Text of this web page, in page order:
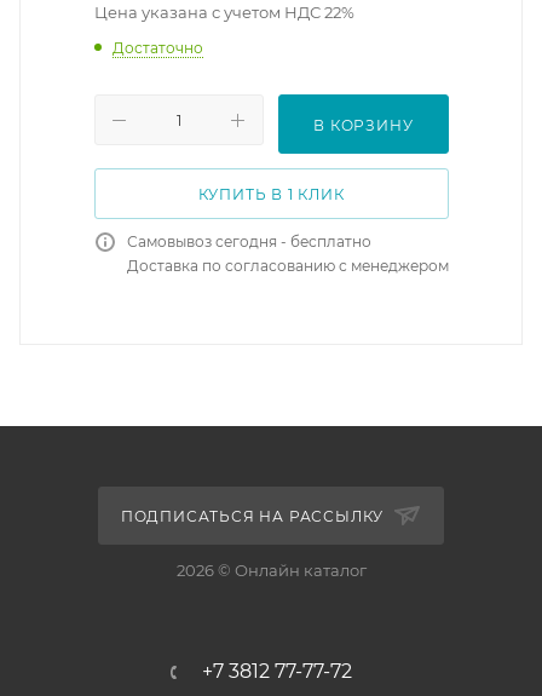
Цена указана с учетом НДС 22%
Достаточно
В КОРЗИНУ
КУПИТЬ В 1 КЛИК
Самовывоз сегодня - бесплатно
Доставка по согласованию с менеджером
ПОДПИСАТЬСЯ НА РАССЫЛКУ
2026 © Онлайн каталог
+7 3812 77-77-72